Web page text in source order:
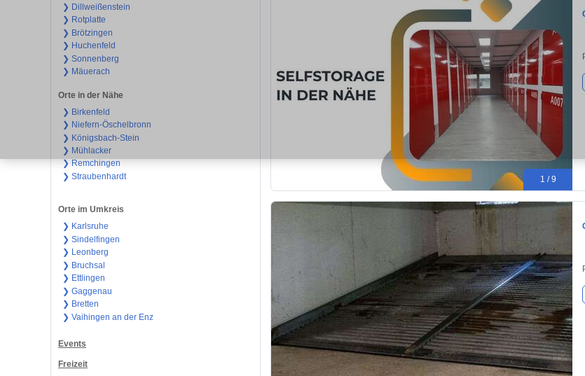
❯ Dillweißenstein
❯ Rotplatte
❯ Brötzingen
❯ Huchenfeld
❯ Sonnenberg
❯ Mäuerach
Orte in der Nähe
❯ Birkenfeld
❯ Niefern-Öschelbronn
❯ Königsbach-Stein
❯ Mühlacker
❯ Remchingen
❯ Straubenhardt
Orte im Umkreis
❯ Karlsruhe
❯ Sindelfingen
❯ Leonberg
❯ Bruchsal
❯ Ettlingen
❯ Gaggenau
❯ Bretten
❯ Vaihingen an der Enz
Events
Freizeit
1 / 9